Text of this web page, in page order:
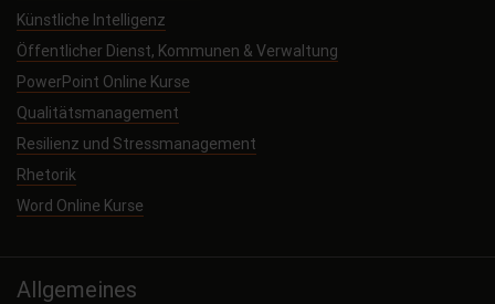
Künstliche Intelligenz
Öffentlicher Dienst, Kommunen & Verwaltung
PowerPoint Online Kurse
Qualitätsmanagement
Resilienz und Stressmanagement
Rhetorik
Word Online Kurse
Allgemeines